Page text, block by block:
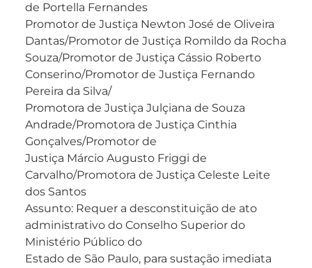
de Portella Fernandes
Promotor de Justiça Newton José de Oliveira
Dantas/Promotor de Justiça Romildo da Rocha
Souza/Promotor de Justiça Cássio Roberto
Conserino/Promotor de Justiça Fernando
Pereira da Silva/
Promotora de Justiça Julçiana de Souza
Andrade/Promotora de Justiça Cinthia
Gonçalves/Promotor de
Justiça Márcio Augusto Friggi de
Carvalho/Promotora de Justiça Celeste Leite
dos Santos
Assunto: Requer a desconstituição de ato
administrativo do Conselho Superior do
Ministério Público do
Estado de São Paulo, para sustação imediata